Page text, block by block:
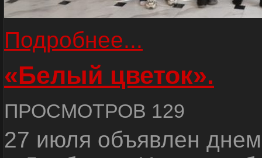
Подробнее...
«Белый цветок».
ПРОСМОТРОВ 129
27 июля объявлен